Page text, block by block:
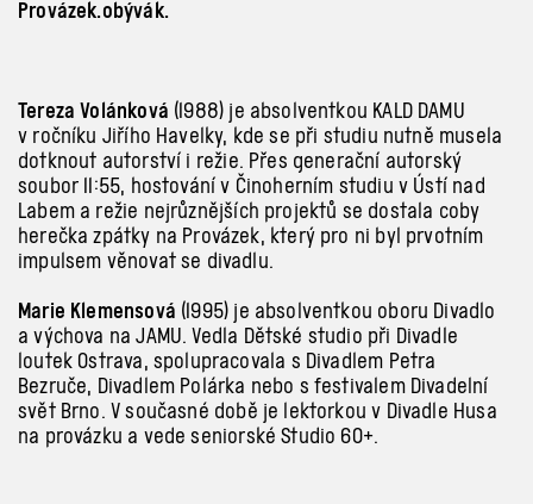
Provázek.obývák.
Tereza Volánková (1988) je absolventkou KALD DAMU
v ročníku Jiřího Havelky, kde se při studiu nutně musela
dotknout autorství i režie. Přes generační autorský
soubor 11:55, hostování v Činoherním studiu v Ústí nad
Labem a režie nejrůznějších projektů se dostala coby
herečka zpátky na Provázek, který pro ni byl prvotním
impulsem věnovat se divadlu.
Marie Klemensová (1995) je absolventkou oboru Divadlo
a výchova na JAMU. Vedla Dětské studio při Divadle
loutek Ostrava, spolupracovala s Divadlem Petra
Bezruče, Divadlem Polárka nebo s festivalem Divadelní
svět Brno. V současné době je lektorkou v Divadle Husa
na provázku a vede seniorské Studio 60+.